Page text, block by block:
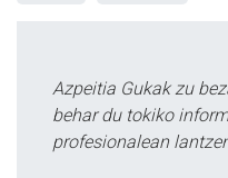
Azpeitia Gukak zu
behar du tokiko
profesionalean